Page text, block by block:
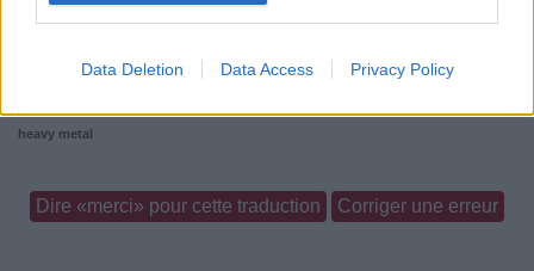
Data Deletion Data Access Privacy Policy
heavy metal
Dire «merci» pour cette traduction Corriger une erreur